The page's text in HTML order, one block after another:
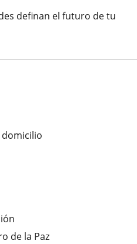
domicilio
de la Paz
definan el futuro de tu